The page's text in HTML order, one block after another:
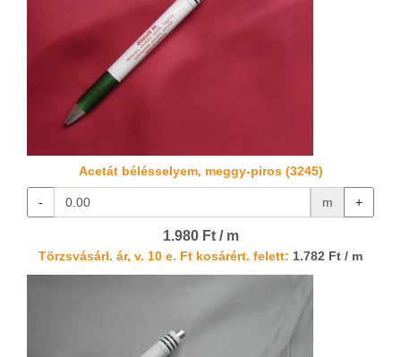
Acetát bélésselyem, meggy-piros (3245)
- m +
1.980 Ft / m
Törzsvásárl. ár, v. 10 e. Ft kosárért. felett: 1.782 Ft / m